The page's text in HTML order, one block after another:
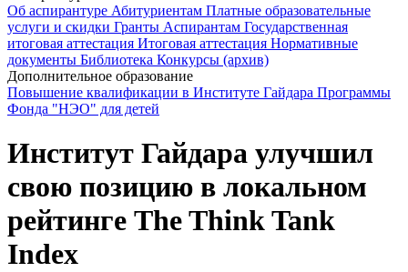
Об аспирантуре Абитуриентам Платные образовательные
услуги и скидки Гранты Аспирантам Государственная
итоговая аттестация Итоговая аттестация Нормативные
документы Библиотека Конкурсы (архив)
Дополнительное образование
Повышение квалификации в Институте Гайдара Программы
Фонда "НЭО" для детей
Институт Гайдара улучшил
свою позицию в локальном
рейтинге The Think Tank
Index